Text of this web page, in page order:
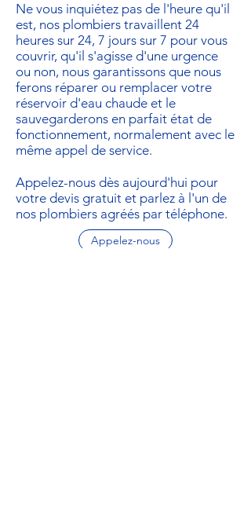
Ne vous inquiétez pas de l'heure qu'il
est, nos plombiers travaillent 24
heures sur 24, 7 jours sur 7 pour vous
couvrir, qu'il s'agisse d'une urgence
ou non, nous garantissons que nous
ferons réparer ou remplacer votre
réservoir d'eau chaude et le
sauvegarderons en parfait état de
fonctionnement, normalement avec le
même appel de service.
Appelez-nous dès aujourd'hui pour
votre devis gratuit et parlez à l'un de
nos plombiers agréés par téléphone.
Appelez-nous